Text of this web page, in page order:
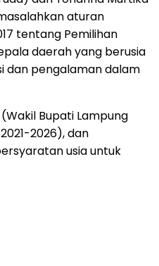
aturan
tentang Pemilihan
daerah yang berusia
dan pengalaman dalam
Bupati Lampung
2026), dan
usia untuk